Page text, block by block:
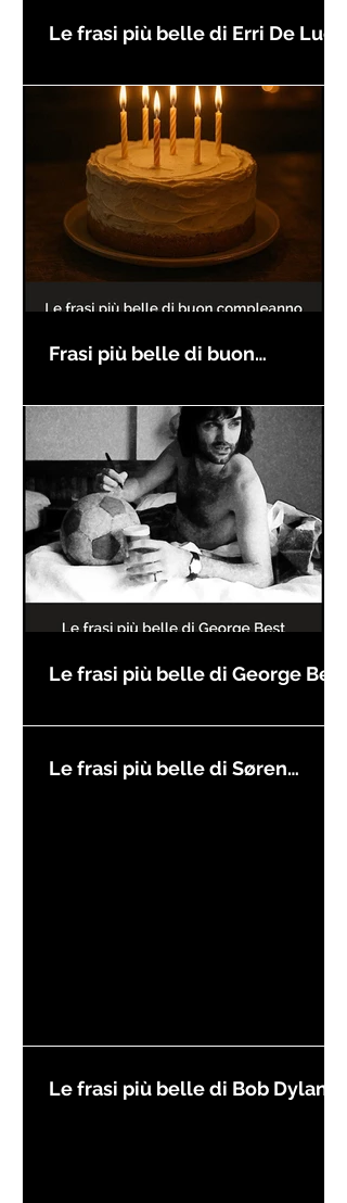
Le frasi più belle di Erri De Luca
Frasi più belle di buon
Le frasi più belle di George Best
Le frasi più belle di Søren
Le frasi più belle di Bob Dylan